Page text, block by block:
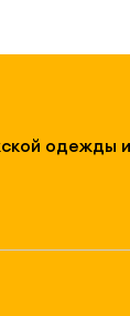
одежды